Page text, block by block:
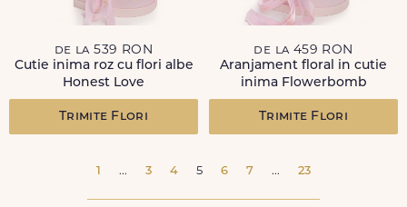
de la 539 RON
Cutie inima roz cu flori albe
Honest Love
Trimite Flori
de la 459 RON
Aranjament floral in cutie
inima Flowerbomb
Trimite Flori
1 ... 3 4 5 6 7 ... 23